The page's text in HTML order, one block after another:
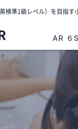
検準1級レベル）を目指
AR ６